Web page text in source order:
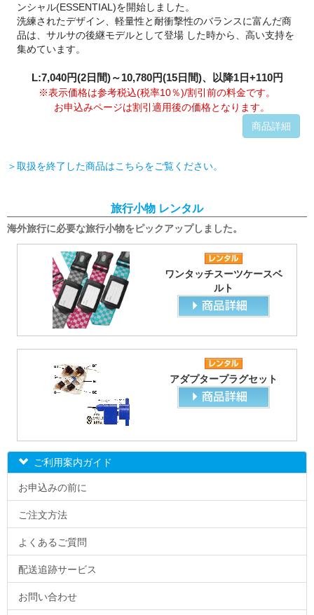
ンシャル(ESSENTIAL)を開始しました。
洗練されたデザイン、軽量性と耐衝撃性のバランスに富んだ商
品は、サルサの後継モデルとして登場 した時から、高い支持を
集めています。
L:7,040円(2日間)～10,780円(15日間)、以降1日+110円
※表示価格は参考税込(税率10％)/割引前の料金です。
お申込みページは割引適用後の価格となります。
商品詳細
＞取扱を終了した商品はこちらをご覧ください。
旅行小物 レンタル
海外旅行に必要な旅行小物をピックアップしました。
ワンタッチスーツケースベ
ルト
アダプタープラグセット
ご利用案内ガイド
お申込みの前に
ご注文方法
よくあるご質問
配送追跡サービス
お問い合わせ